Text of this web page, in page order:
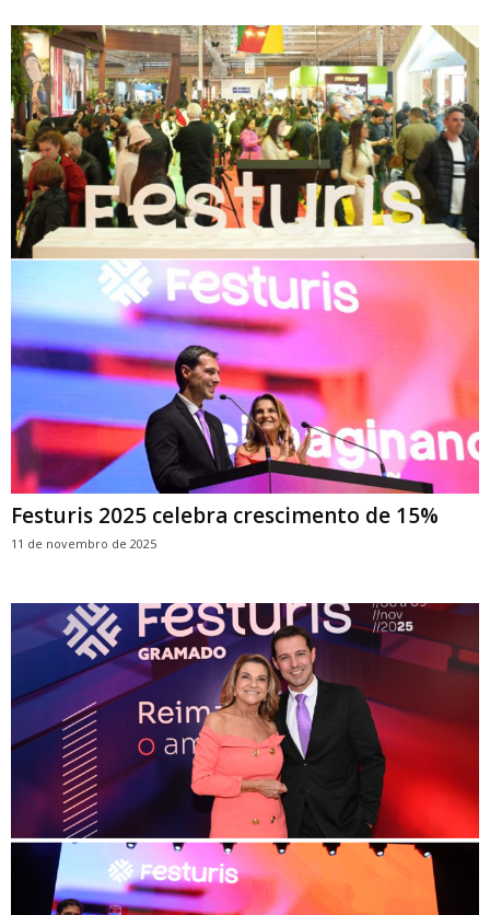
Festuris 2025 celebra crescimento de 15%
11 de novembro de 2025